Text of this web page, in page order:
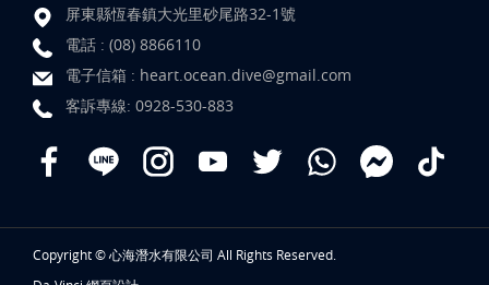
屏東縣恆春鎮大光里砂尾路32-1號
電話 : (08) 8866110
電子信箱 : heart.ocean.dive@gmail.com
客訴專線: 0928-530-883
Copyright © 心海潛水有限公司 All Rights Reserved.